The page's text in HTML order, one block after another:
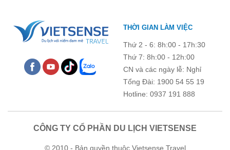
THỜI GIAN LÀM VIỆC
Thứ 2 - 6: 8h:00 - 17h:30
Thứ 7: 8h:00 - 12h:00
CN và các ngày lễ: Nghỉ
Tổng Đài: 1900 54 55 19
Hotline: 0937 191 888
CÔNG TY CỔ PHẦN DU LỊCH VIETSENSE
© 2010 - Bản quyền thuộc Vietsense Travel